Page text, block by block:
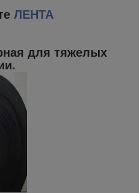
ЛЕНТА
для тяжелых